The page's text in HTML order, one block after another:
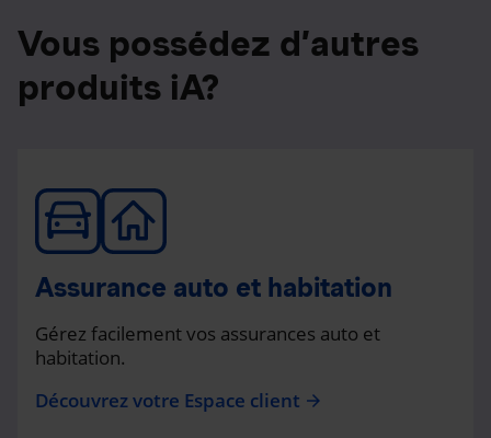
Vous possédez d’autres
produits iA?
Assurance auto et habitation
Gérez facilement vos assurances auto et
habitation.
Découvrez votre Espace client arrow_forward